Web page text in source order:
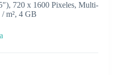
720 x 1600 Pixeles, Multi-
m², 4 GB